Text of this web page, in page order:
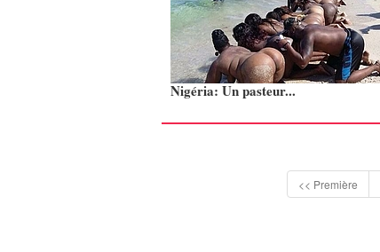
Nigéria: Un pasteur...
<< Première